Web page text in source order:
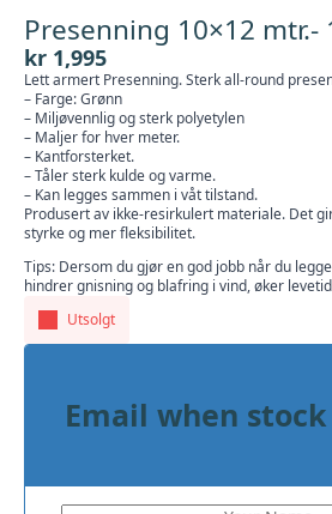
Presenning 10×12 mtr.-
kr 1,995
Lett armert Presenning. Sterk all-round
– Farge: Grønn
– Miljøvennlig og sterk polyetylen
– Maljer for hver meter.
– Kantforsterket.
– Tåler sterk kulde og varme.
– Kan legges sammen i våt tilstand.
Produsert av ikke-resirkulert materiale. Det
styrke og mer fleksibilitet.
Tips: Dersom du gjør en god jobb når du
hindrer gnisning og blafring i vind, øker
Utsolgt
Email when